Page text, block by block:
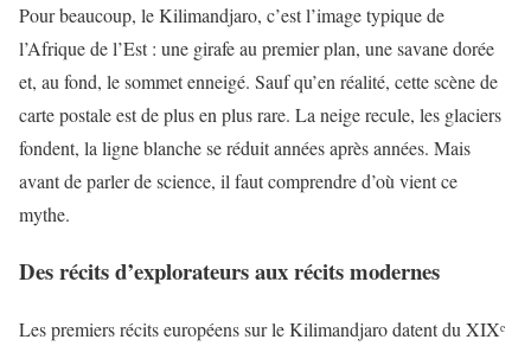
Pour beaucoup, le Kilimandjaro, c’est l’image typique de
l’Afrique de l’Est : une girafe au premier plan, une savane dorée
et, au fond, le sommet enneigé. Sauf qu’en réalité, cette scène de
carte postale est de plus en plus rare. La neige recule, les glaciers
fondent, la ligne blanche se réduit années après années. Mais
avant de parler de science, il faut comprendre d’où vient ce
mythe.
Des récits d’explorateurs aux récits modernes
Les premiers récits européens sur le Kilimandjaro datent du XIXᵉ